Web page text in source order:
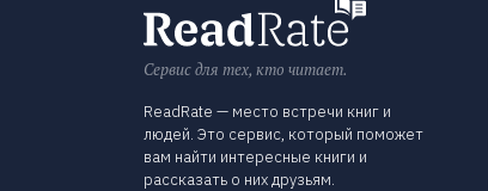
Сервис для тех, кто читает.
ReadRate — место встречи книг и
людей. Это сервис, который поможет
вам найти интересные книги и
рассказать о них друзьям.